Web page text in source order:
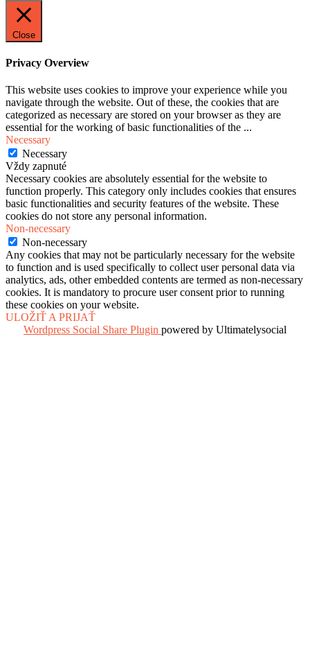
Close
Privacy Overview
This website uses cookies to improve your experience while you
navigate through the website. Out of these, the cookies that are
categorized as necessary are stored on your browser as they are
essential for the working of basic functionalities of the ...
Necessary
Necessary
Vždy zapnuté
Necessary cookies are absolutely essential for the website to
function properly. This category only includes cookies that ensures
basic functionalities and security features of the website. These
cookies do not store any personal information.
Non-necessary
Non-necessary
Any cookies that may not be particularly necessary for the website
to function and is used specifically to collect user personal data via
analytics, ads, other embedded contents are termed as non-necessary
cookies. It is mandatory to procure user consent prior to running
these cookies on your website.
ULOŽIŤ A PRIJAŤ
Wordpress Social Share Plugin powered by Ultimatelysocial